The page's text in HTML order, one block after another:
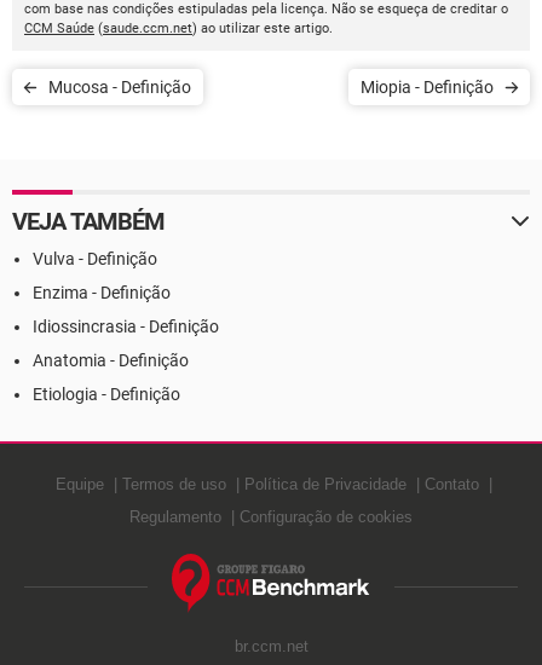
com base nas condições estipuladas pela licença. Não se esqueça de creditar o
CCM Saúde (saude.ccm.net) ao utilizar este artigo.
Mucosa - Definição Miopia - Definição
VEJA TAMBÉM
Vulva - Definição
Enzima - Definição
Idiossincrasia - Definição
Anatomia - Definição
Etiologia - Definição
Equipe Termos de uso Política de Privacidade
Contato
Regulamento
Configuração de cookies
br.ccm.net